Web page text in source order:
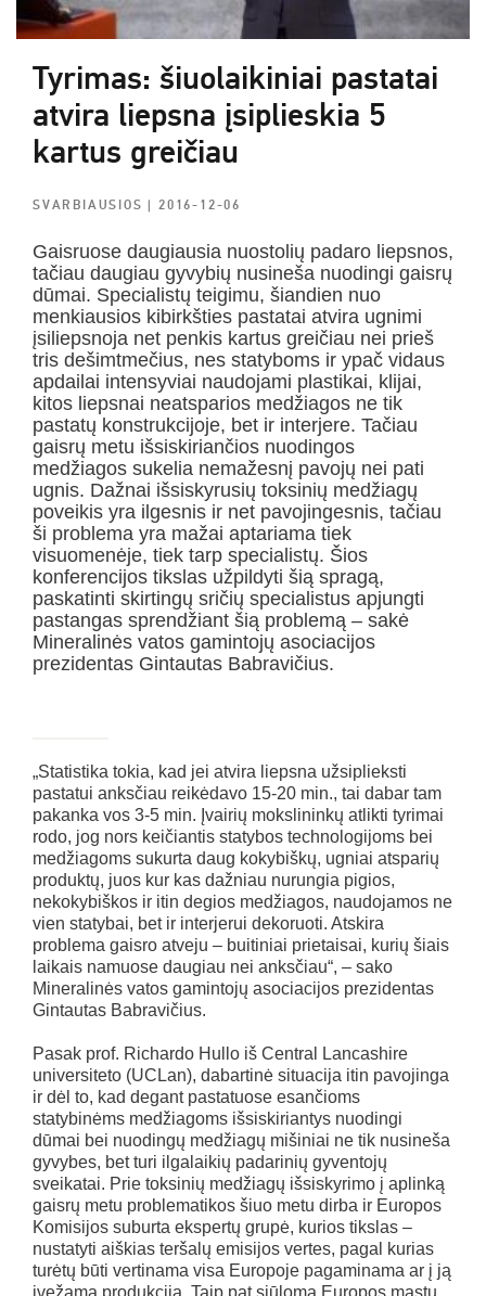
Tyrimas: šiuolaikiniai pastatai
atvira liepsna įsiplieskia 5
kartus greičiau
SVARBIAUSIOS | 2016-12-06
Gaisruose daugiausia nuostolių padaro liepsnos,
tačiau daugiau gyvybių nusineša nuodingi gaisrų
dūmai. Specialistų teigimu, šiandien nuo
menkiausios kibirkšties pastatai atvira ugnimi
įsiliepsnoja net penkis kartus greičiau nei prieš
tris dešimtmečius, nes statyboms ir ypač vidaus
apdailai intensyviai naudojami plastikai, klijai,
kitos liepsnai neatsparios medžiagos ne tik
pastatų konstrukcijoje, bet ir interjere. Tačiau
gaisrų metu išsiskiriančios nuodingos
medžiagos sukelia nemažesnį pavojų nei pati
ugnis. Dažnai išsiskyrusių toksinių medžiagų
poveikis yra ilgesnis ir net pavojingesnis, tačiau
ši problema yra mažai aptariama tiek
visuomenėje, tiek tarp specialistų. Šios
konferencijos tikslas užpildyti šią spragą,
paskatinti skirtingų sričių specialistus apjungti
pastangas sprendžiant šią problemą – sakė
Mineralinės vatos gamintojų asociacijos
prezidentas Gintautas Babravičius.
„Statistika tokia, kad jei atvira liepsna užsiplieksti
pastatui anksčiau reikėdavo 15-20 min., tai dabar tam
pakanka vos 3-5 min. Įvairių mokslininkų atlikti tyrimai
rodo, jog nors keičiantis statybos technologijoms bei
medžiagoms sukurta daug kokybiškų, ugniai atsparių
produktų, juos kur kas dažniau nurungia pigios,
nekokybiškos ir itin degios medžiagos, naudojamos ne
vien statybai, bet ir interjerui dekoruoti. Atskira
problema gaisro atveju – buitiniai prietaisai, kurių šiais
laikais namuose daugiau nei anksčiau“, – sako
Mineralinės vatos gamintojų asociacijos prezidentas
Gintautas Babravičius.
Pasak prof. Richardo Hullo iš Central Lancashire
universiteto (UCLan), dabartinė situacija itin pavojinga
ir dėl to, kad degant pastatuose esančioms
statybinėms medžiagoms išsiskiriantys nuodingi
dūmai bei nuodingų medžiagų mišiniai ne tik nusineša
gyvybes, bet turi ilgalaikių padarinių gyventojų
sveikatai. Prie toksinių medžiagų išsiskyrimo į aplinką
gaisrų metu problematikos šiuo metu dirba ir Europos
Komisijos suburta ekspertų grupė, kurios tikslas –
nustatyti aiškias teršalų emisijos vertes, pagal kurias
turėtų būti vertinama visa Europoje pagaminama ar į ją
įvežama produkcija. Taip pat siūloma Europos mastu